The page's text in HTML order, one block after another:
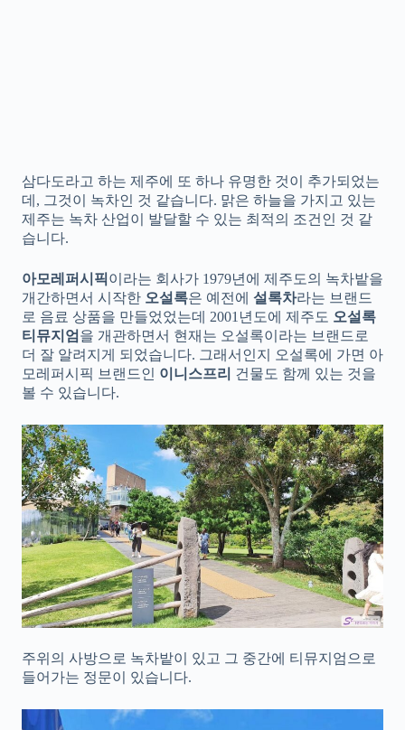
삼다도라고 하는 제주에 또 하나 유명한 것이 추가되었는
데, 그것이 녹차인 것 같습니다. 맑은 하늘을 가지고 있는
제주는 녹차 산업이 발달할 수 있는 최적의 조건인 것 같
습니다.
아모레퍼시픽 이라는 회사가 1979년에 제주도의 녹차밭을
개간하면서 시작한 오설록은 예전에 설록차라는 브랜드
로 음료 상품을 만들었었는데 2001년도에 제주도 오설록
티뮤지엄 을 개관하면서 현재는 오설록이라는 브랜드로
더 잘 알려지게 되었습니다. 그래서인지 오설록에 가면 아
모레퍼시픽 브랜드인 이니스프리 건물도 함께 있는 것을
볼 수 있습니다.
주위의 사방으로 녹차밭이 있고 그 중간에 티뮤지엄으로
들어가는 정문이 있습니다.